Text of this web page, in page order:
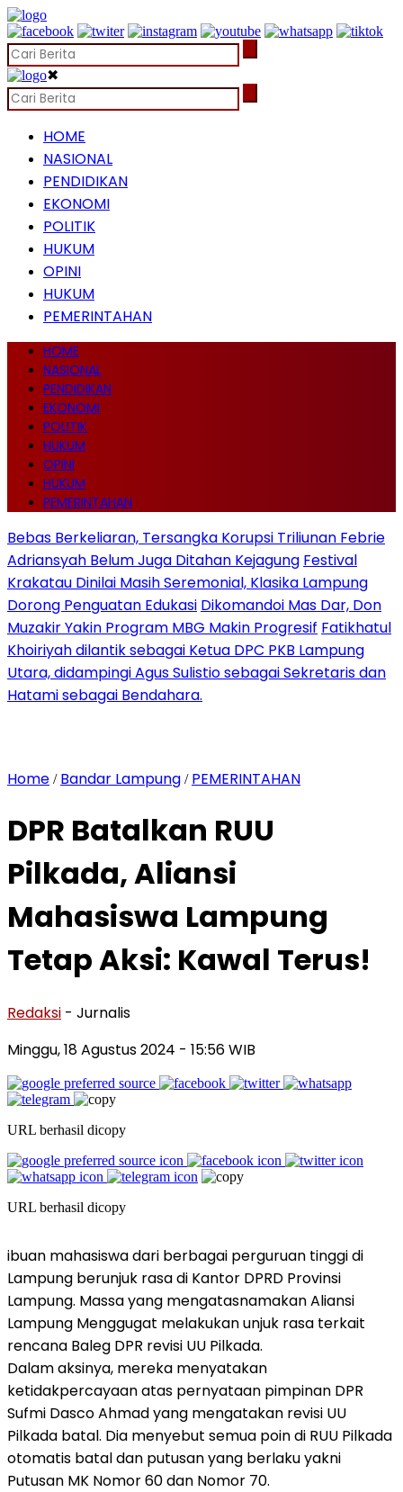
✖
HOME
NASIONAL
PENDIDIKAN
EKONOMI
POLITIK
HUKUM
OPINI
HUKUM
PEMERINTAHAN
HOME
NASIONAL
PENDIDIKAN
EKONOMI
POLITIK
HUKUM
OPINI
HUKUM
PEMERINTAHAN
Bebas Berkeliaran, Tersangka Korupsi Triliunan Febrie
Adriansyah Belum Juga Ditahan Kejagung Festival
Krakatau Dinilai Masih Seremonial, Klasika Lampung
Dorong Penguatan Edukasi Dikomandoi Mas Dar, Don
Muzakir Yakin Program MBG Makin Progresif Fatikhatul
Khoiriyah dilantik sebagai Ketua DPC PKB Lampung
Utara, didampingi Agus Sulistio sebagai Sekretaris dan
Hatami sebagai Bendahara.
Home / Bandar Lampung / PEMERINTAHAN
DPR Batalkan RUU
Pilkada, Aliansi
Mahasiswa Lampung
Tetap Aksi: Kawal Terus!
Redaksi - Jurnalis
Minggu, 18 Agustus 2024 - 15:56 WIB
URL berhasil dicopy
URL berhasil dicopy
ibuan mahasiswa dari berbagai perguruan tinggi di
Lampung berunjuk rasa di Kantor DPRD Provinsi
Lampung. Massa yang mengatasnamakan Aliansi
Lampung Menggugat melakukan unjuk rasa terkait
rencana Baleg DPR revisi UU Pilkada.
Dalam aksinya, mereka menyatakan
ketidakpercayaan atas pernyataan pimpinan DPR
Sufmi Dasco Ahmad yang mengatakan revisi UU
Pilkada batal. Dia menyebut semua poin di RUU Pilkada
otomatis batal dan putusan yang berlaku yakni
Putusan MK Nomor 60 dan Nomor 70.